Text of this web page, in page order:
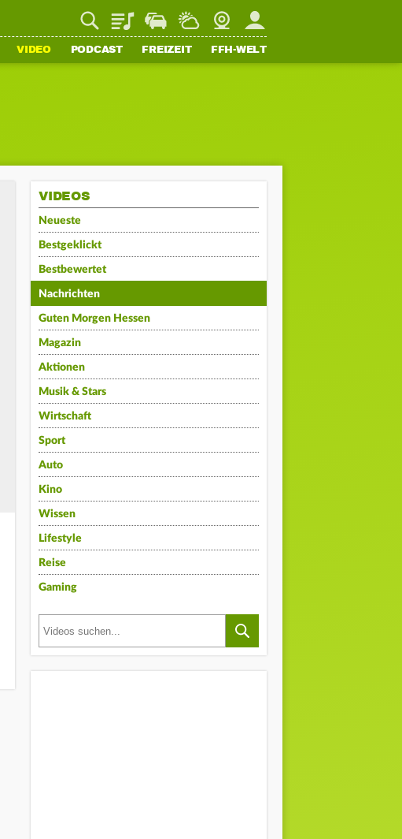
PlaylistStaupilotWetterWebcamMein FFH
VIDEO PODCAST FREIZEIT FFH-WELT
VIDEOS
Neueste
Bestgeklickt
Bestbewertet
Nachrichten
Guten Morgen Hessen
Magazin
Aktionen
Musik & Stars
Wirtschaft
Sport
Auto
Kino
Wissen
Lifestyle
Reise
Gaming